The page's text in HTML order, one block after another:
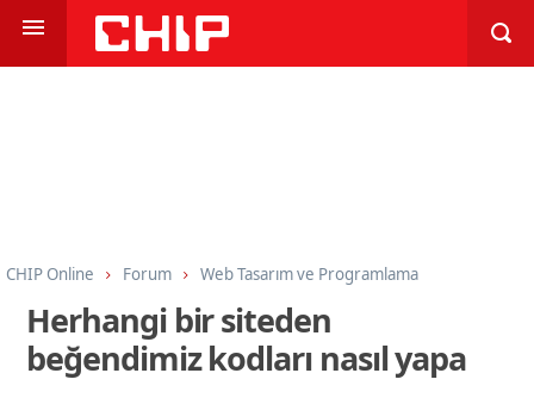
CHIP Online Forum
Web Tasarım ve Programlama
Programlama
HTML CSS ve Javascript
Herhangi bir siteden
beğendimiz kodları nasıl yapa